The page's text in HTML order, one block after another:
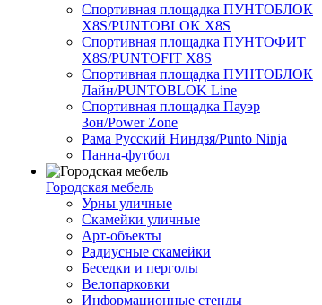
Спортивная площадка ПУНТОБЛОК
X8S/PUNTOBLOK X8S
Спортивная площадка ПУНТОФИТ
X8S/PUNTOFIT X8S
Спортивная площадка ПУНТОБЛОК
Лайн/PUNTOBLOK Line
Спортивная площадка Пауэр
Зон/Power Zone
Рама Русский Ниндзя/Punto Ninja
Панна-футбол
Городская мебель
Урны уличные
Скамейки уличные
Арт-объекты
Радиусные скамейки
Беседки и перголы
Велопарковки
Информационные стенды